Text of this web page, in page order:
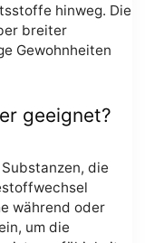
hinweg. Die
breiter
Gewohnheiten
geeignet?
die
während oder
um die